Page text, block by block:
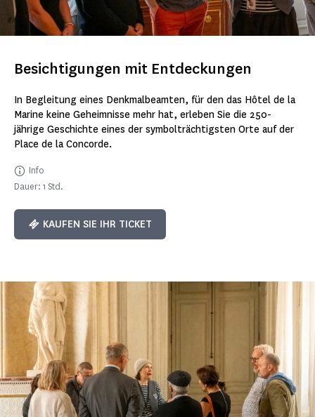
Besichtigungen mit Entdeckungen
In Begleitung eines Denkmalbeamten, für den das Hôtel de la
Marine keine Geheimnisse mehr hat, erleben Sie die 250-
jährige Geschichte eines der symbolträchtigsten Orte auf der
Place de la Concorde.
Info
Dauer: 1 Std.
KAUFEN SIE IHR TICKET